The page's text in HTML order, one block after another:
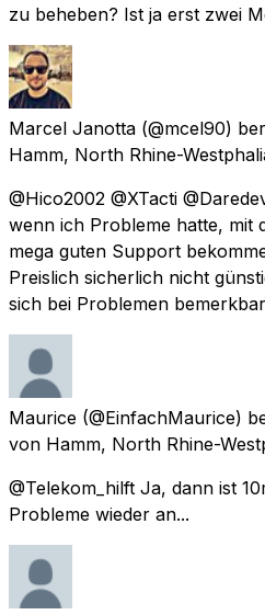
zu beheben? Ist ja erst zwei
Marcel Janotta (@mcel90)
Hamm, North Rhine-
@Hico2002 @XTacti
wenn ich Probleme hatte, mit
mega guten Support
Preislich sicherlich nicht
sich bei Problemen
Maurice (@EinfachMaurice)
von Hamm, North Rhine-
@Telekom_hilft Ja, dann ist
Probleme wieder an...